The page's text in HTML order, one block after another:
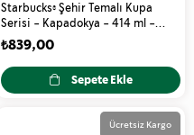
Starbucks® Şehir Temalı Kupa
Serisi - Kapadokya - 414 ml -
11158937
₺839,00
Sepete Ekle
Ücretsiz Kargo